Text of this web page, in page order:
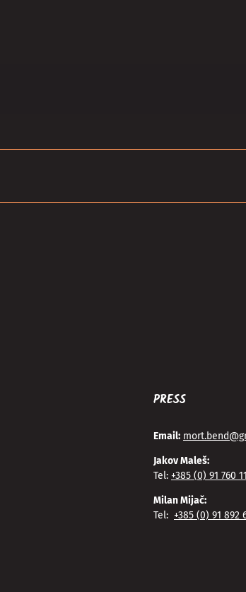
PRESS
Email:
Jakov Maleš:
Tel: +385 (0) 91 760
Milan Mijač:
Tel: +385 (0) 91 892